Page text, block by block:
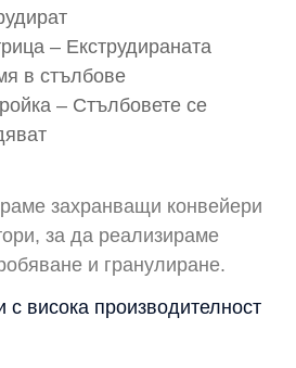
– Екструдираната
в стълбове
– Стълбовете се
захранващи конвейери
за да реализираме
и гранулиране.
висока производителност